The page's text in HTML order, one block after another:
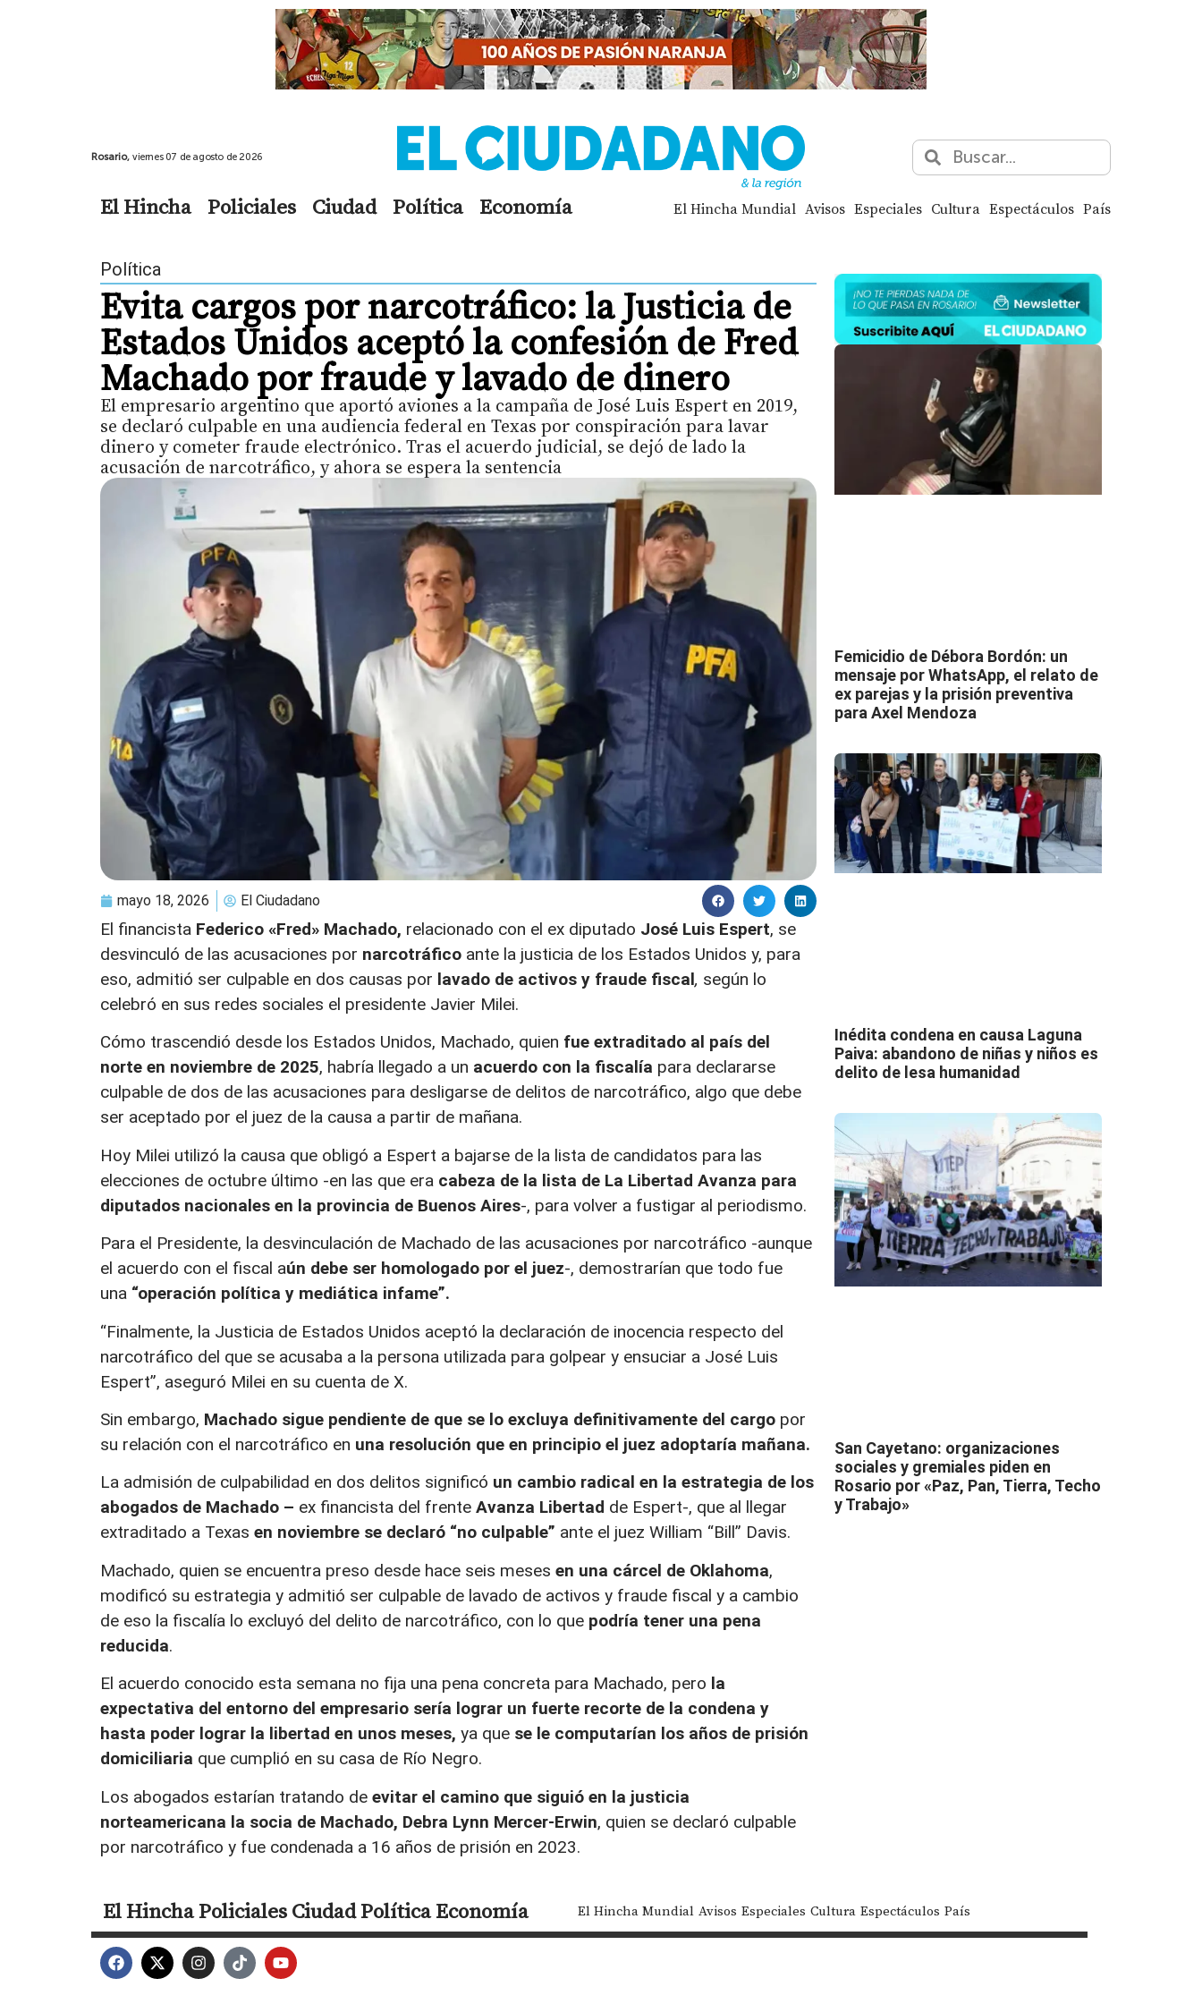
Rosario, viernes 07 de agosto de 2026
El Hincha Policiales Ciudad Política Economía El Hincha Mundial Avisos Especiales Cultura Espectáculos País
Política
Evita cargos por narcotráfico: la Justicia de
Estados Unidos aceptó la confesión de Fred
Machado por fraude y lavado de dinero
El empresario argentino que aportó aviones a la campaña de José Luis Espert en 2019,
se declaró culpable en una audiencia federal en Texas por conspiración para lavar
dinero y cometer fraude electrónico. Tras el acuerdo judicial, se dejó de lado la
acusación de narcotráfico, y ahora se espera la sentencia
mayo 18, 2026 El Ciudadano
El financista Federico «Fred» Machado, relacionado con el ex diputado José Luis Espert, se
desvinculó de las acusaciones por narcotráfico ante la justicia de los Estados Unidos y, para
eso, admitió ser culpable en dos causas por lavado de activos y fraude fiscal, según lo
celebró en sus redes sociales el presidente Javier Milei.
Cómo trascendió desde los Estados Unidos, Machado, quien fue extraditado al país del
norte en noviembre de 2025, habría llegado a un acuerdo con la fiscalía para declararse
culpable de dos de las acusaciones para desligarse de delitos de narcotráfico, algo que debe
ser aceptado por el juez de la causa a partir de mañana.
Hoy Milei utilizó la causa que obligó a Espert a bajarse de la lista de candidatos para las
elecciones de octubre último -en las que era cabeza de la lista de La Libertad Avanza para
diputados nacionales en la provincia de Buenos Aires-, para volver a fustigar al periodismo.
Para el Presidente, la desvinculación de Machado de las acusaciones por narcotráfico -aunque
el acuerdo con el fiscal aún debe ser homologado por el juez-, demostrarían que todo fue
una “operación política y mediática infame”.
“Finalmente, la Justicia de Estados Unidos aceptó la declaración de inocencia respecto del
narcotráfico del que se acusaba a la persona utilizada para golpear y ensuciar a José Luis
Espert”, aseguró Milei en su cuenta de X.
Sin embargo, Machado sigue pendiente de que se lo excluya definitivamente del cargo por
su relación con el narcotráfico en una resolución que en principio el juez adoptaría mañana.
La admisión de culpabilidad en dos delitos significó un cambio radical en la estrategia de los
abogados de Machado – ex financista del frente Avanza Libertad de Espert-, que al llegar
extraditado a Texas en noviembre se declaró “no culpable” ante el juez William “Bill” Davis.
Machado, quien se encuentra preso desde hace seis meses en una cárcel de Oklahoma,
modificó su estrategia y admitió ser culpable de lavado de activos y fraude fiscal y a cambio
de eso la fiscalía lo excluyó del delito de narcotráfico, con lo que podría tener una pena
reducida.
El acuerdo conocido esta semana no fija una pena concreta para Machado, pero la
expectativa del entorno del empresario sería lograr un fuerte recorte de la condena y
hasta poder lograr la libertad en unos meses, ya que se le computarían los años de prisión
domiciliaria que cumplió en su casa de Río Negro.
Los abogados estarían tratando de evitar el camino que siguió en la justicia
norteamericana la socia de Machado, Debra Lynn Mercer-Erwin, quien se declaró culpable
por narcotráfico y fue condenada a 16 años de prisión en 2023.
Femicidio de Débora Bordón: un
mensaje por WhatsApp, el relato de
ex parejas y la prisión preventiva
para Axel Mendoza
Inédita condena en causa Laguna
Paiva: abandono de niñas y niños es
delito de lesa humanidad
San Cayetano: organizaciones
sociales y gremiales piden en
Rosario por «Paz, Pan, Tierra, Techo
y Trabajo»
El HinchaPolicialesCiudadPolíticaEconomía El Hincha Mundial Avisos Especiales Cultura Espectáculos País